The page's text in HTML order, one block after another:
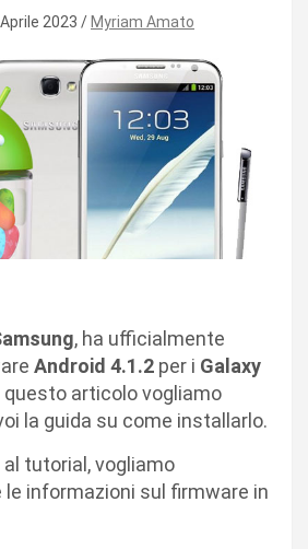
2023 Myriam Amato
, ha ufficialmente
Android 4.1.2 per i Galaxy
questo articolo vogliamo
la guida su come installarlo.
tutorial, vogliamo
informazioni sul firmware in